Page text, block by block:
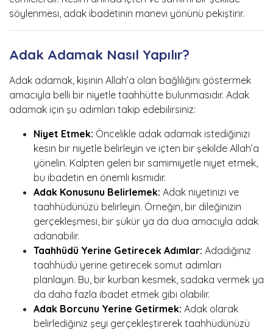
söylenmesi, adak ibadetinin manevi yönünü pekiştirir.
Adak Adamak Nasıl Yapılır?
Adak adamak, kişinin Allah’a olan bağlılığını göstermek
amacıyla belli bir niyetle taahhütte bulunmasıdır. Adak
adamak için şu adımları takip edebilirsiniz:
Niyet Etmek: Öncelikle adak adamak istediğinizi
kesin bir niyetle belirleyin ve içten bir şekilde Allah’a
yönelin. Kalpten gelen bir samimiyetle niyet etmek,
bu ibadetin en önemli kısmıdır.
Adak Konusunu Belirlemek: Adak niyetinizi ve
taahhüdünüzü belirleyin. Örneğin, bir dileğinizin
gerçekleşmesi, bir şükür ya da dua amacıyla adak
adanabilir.
Taahhüdü Yerine Getirecek Adımlar: Adadığınız
taahhüdü yerine getirecek somut adımları
planlayın. Bu, bir kurban kesmek, sadaka vermek ya
da daha fazla ibadet etmek gibi olabilir.
Adak Borcunu Yerine Getirmek: Adak olarak
belirlediğiniz şeyi gerçekleştirerek taahhüdünüzü